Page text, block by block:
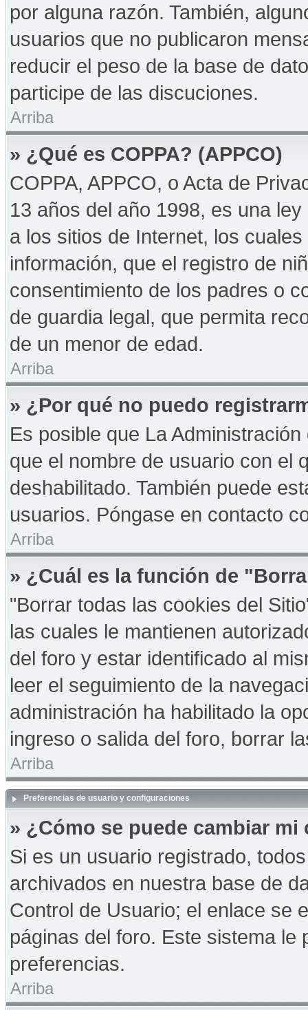
por alguna razón. También,
usuarios que no publicaron
reducir el peso de la base de
participe de las discuciones.
Arriba
» ¿Qué es COPPA? (APPCO)
COPPA, APPCO, o Acta de
13 años del año 1998, es una
a los sitios de Internet, los
información, que el registro de
consentimiento de los padres o
de guardia legal, que permita
de un menor de edad.
Arriba
» ¿Por qué no puedo
Es posible que La
que el nombre de usuario con el
deshabilitado. También puede
usuarios. Póngase en contacto
Arriba
» ¿Cuál es la función de
"Borrar todas las cookies del
las cuales le mantienen
del foro y estar identificado al
leer el seguimiento de la
administración ha habilitado la
ingreso o salida del foro, borrar
Arriba
Preferencias de usuario y configuraciones
» ¿Cómo se puede cambiar
Si es un usuario registrado,
archivados en nuestra base de
Control de Usuario; el enlace se
páginas del foro. Este sistema
preferencias.
Arriba